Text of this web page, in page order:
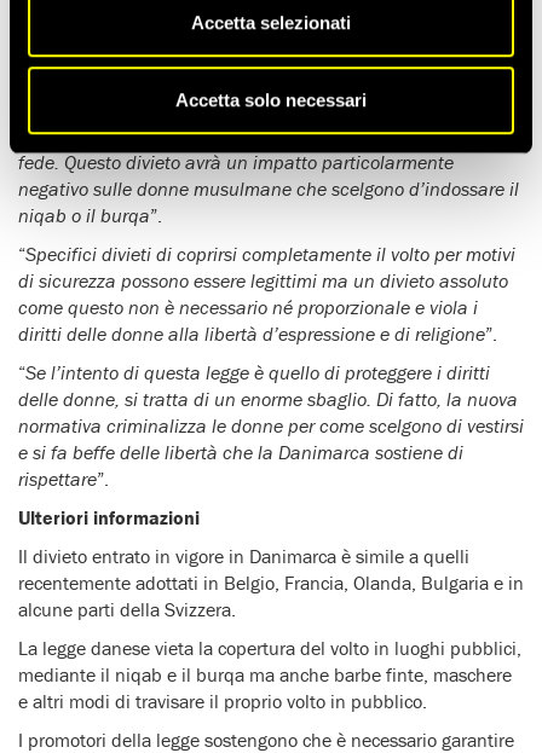
Accetta selezionati
Accetta solo necessari
il volto in luoghi pubblici, il vicedirettore di Amnesty
commento:
Ogni donna dovrebbe essere libera di vestirsi come le piace
e di indossare abiti che esprimano la sua identità o la sua
fede. Questo divieto avrà un impatto particolarmente
negativo sulle donne musulmane che scelgono d’indossare il
niqab o il burqa”.
“Specifici divieti di coprirsi completamente il volto per motivi
di sicurezza possono essere legittimi ma un divieto assoluto
come questo non è necessario né proporzionale e viola i
diritti delle donne alla libertà d’espressione e di religione”.
“Se l’intento di questa legge è quello di proteggere i diritti
delle donne, si tratta di un enorme sbaglio. Di fatto, la nuova
normativa criminalizza le donne per come scelgono di vestirsi
e si fa beffe delle libertà che la Danimarca sostiene di
rispettare”.
Ulteriori informazioni
Il divieto entrato in vigore in Danimarca è simile a quelli
recentemente adottati in Belgio, Francia, Olanda, Bulgaria e in
alcune parti della Svizzera.
La legge danese vieta la copertura del volto in luoghi pubblici,
mediante il niqab e il burqa ma anche barbe finte, maschere
e altri modi di travisare il proprio volto in pubblico.
I promotori della legge sostengono che è necessario garantire